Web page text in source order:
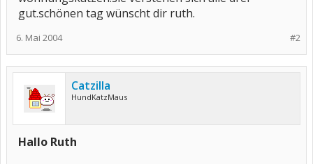
gut.schönen tag wünscht dir ruth.
#2
6. Mai 2004
Catzilla
HundKatzMaus
Hallo Ruth